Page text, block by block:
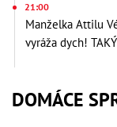
21:00
Manželka Attilu
vyráža dych!
DOMÁCE